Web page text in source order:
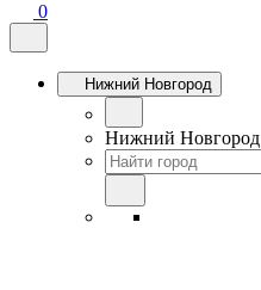
0
Нижний Новгород
Нижний Новгород